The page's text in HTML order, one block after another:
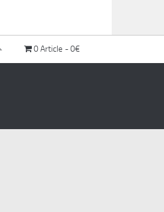
0 Article 0€